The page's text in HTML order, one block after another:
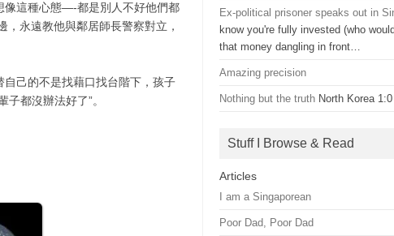
像這種心態—-都是別人不好他們都
永遠教他與鄰居師長警察對立，
己的不是找藉口找台階下，孩子
都沒辦法好了”。
Ex-political prisoner speaks out in
know you're fully invested (who
that money dangling in front…
Amazing precision
Nothing but the truth North Korea 1:0
Stuff I Browse & Read
Articles
I am a Singaporean
Poor Dad, Poor Dad